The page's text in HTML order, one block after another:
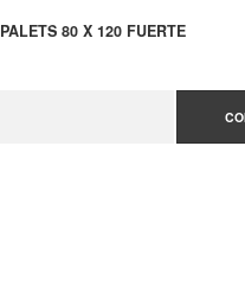
PALETS 80 X 120 FUERTE